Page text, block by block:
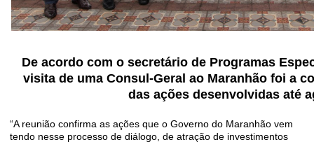
De acordo com o secretário de Programas
visita de uma Consul-Geral ao Maranhão foi a
das ações desenvolvidas até
“A reunião confirma as ações que o Governo do Maranhão vem
tendo nesse processo de diálogo, de atração de investimentos